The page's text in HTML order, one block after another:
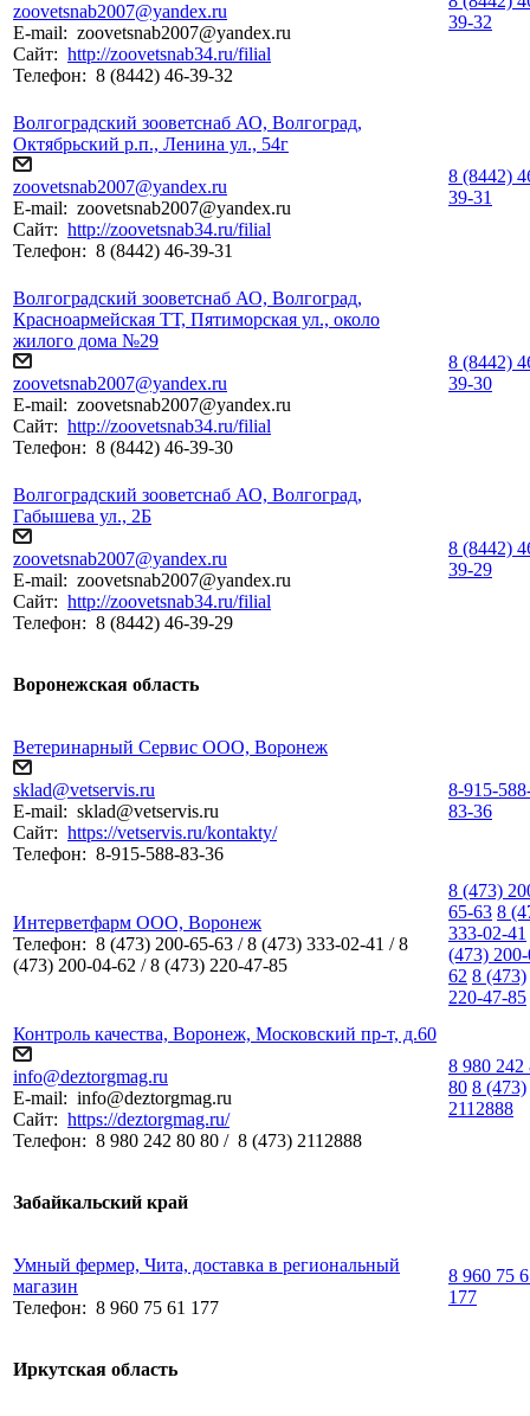
zoovetsnab2007@yandex.ru
E-mail: zoovetsnab2007@yandex.ru
Сайт: http://zoovetsnab34.ru/filial
Телефон: 8 (8442) 46-39-32
39-32
Волгоградский зооветснаб АО, Волгоград,
Октябрьский р.п., Ленина ул., 54г
zoovetsnab2007@yandex.ru
E-mail: zoovetsnab2007@yandex.ru
Сайт: http://zoovetsnab34.ru/filial
Телефон: 8 (8442) 46-39-31
8 (8442)
39-31
Волгоградский зооветснаб АО, Волгоград,
Красноармейская ТТ, Пятиморская ул., около
жилого дома №29
zoovetsnab2007@yandex.ru
E-mail: zoovetsnab2007@yandex.ru
Сайт: http://zoovetsnab34.ru/filial
Телефон: 8 (8442) 46-39-30
8 (8442)
39-30
Волгоградский зооветснаб АО, Волгоград,
Габышева ул., 2Б
zoovetsnab2007@yandex.ru
E-mail: zoovetsnab2007@yandex.ru
Сайт: http://zoovetsnab34.ru/filial
Телефон: 8 (8442) 46-39-29
8 (8442)
39-29
Воронежская область
Ветеринарный Сервис ООО, Воронеж
sklad@vetservis.ru
E-mail: sklad@vetservis.ru
Сайт: https://vetservis.ru/kontakty/
Телефон: 8-915-588-83-36
8-915-
83-36
Интерветфарм ООО, Воронеж
Телефон: 8 (473) 200-65-63 / 8 (473) 333-02-41 / 8
(473) 200-04-62 / 8 (473) 220-47-85
8 (473)
65-63 8
333-02-41
(473)
62 8 (473)
220-47-85
Контроль качества, Воронеж, Московский пр-т, д.60
info@deztorgmag.ru
E-mail: info@deztorgmag.ru
Сайт: https://deztorgmag.ru/
Телефон: 8 980 242 80 80 / 8 (473) 2112888
8 980 242
80 8 (473)
2112888
Забайкальский край
Умный фермер, Чита, доставка в региональный
магазин
Телефон: 8 960 75 61 177
8 960 75
177
Иркутская область